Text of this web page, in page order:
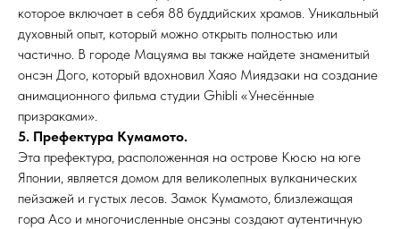
которое включает в себя 88 буддийских храмов. Уникальный
духовный опыт, который можно открыть полностью или
частично. В городе Мацуяма вы также найдете знаменитый
онсэн Дого, который вдохновил Хаяо Миядзаки на создание
анимационного фильма студии Ghibli «Унесённые
призраками».
5. Префектура Кумамото.
Эта префектура, расположенная на острове Кюсю на юге
Японии, является домом для великолепных вулканических
пейзажей и густых лесов. Замок Кумамото, близлежащая
гора Асо и многочисленные онсэны создают аутентичную